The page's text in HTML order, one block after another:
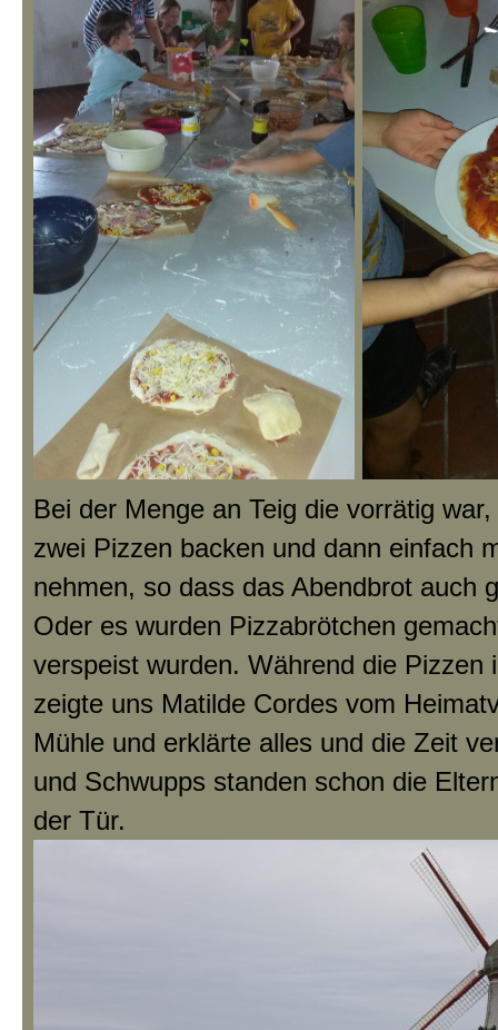
Bei der Menge an Teig die vorrätig
zwei Pizzen backen und dann einfach
nehmen, so dass das Abendbrot auch
Oder es wurden Pizzabrötchen
verspeist wurden. Während die Pizzen
zeigte uns Matilde Cordes vom
Mühle und erklärte alles und die Zeit
und Schwupps standen schon die
der Tür.